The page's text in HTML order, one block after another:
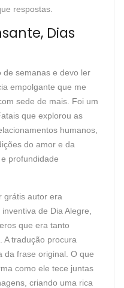
respostas.
Dias
de semanas e devo ler
empolgante que me
sede de mais. Foi um
que explorou as
humanos,
do amor e da
profundidade
grátis autor era
de Dia Alegre,
que era tanto
A tradução procura
da frase original. O que
como ele tece juntas
criando uma rica